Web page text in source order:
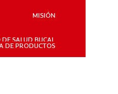
MISIÓN
SALUD BUCAL
DE PRODUCTOS